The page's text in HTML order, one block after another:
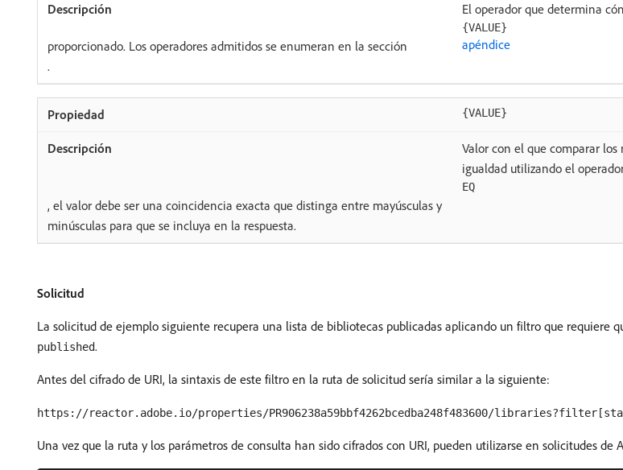
El operador que determina
{VALUE}
proporcionado. Los operadores admitidos se enumeran en la sección
apéndice
.
{VALUE}
Valor con el que comparar los
igualdad utilizando el
EQ
, el valor debe ser una coincidencia exacta que distinga entre mayúsculas y
minúsculas para que se incluya en la respuesta.
Solicitud
La solicitud de ejemplo siguiente recupera una lista de bibliotecas publicadas aplicando un filtro que requiere
published.
Antes del cifrado de URI, la sintaxis de este filtro en la ruta de solicitud sería similar a la siguiente:
https://reactor.adobe.io/properties/PR906238a59bbf4262bcedba248f483600/
Una vez que la ruta y los parámetros de consulta han sido cifrados con URI, pueden utilizarse en solicitudes de